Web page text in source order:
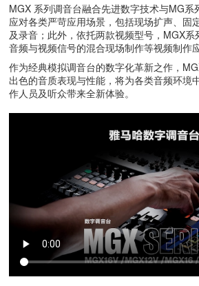
MGX 系列调音台融合先进数字技术与MG系
应对各类严苛应用场景，包括现场扩声、固
及录音；此外，依托两款视频型号，MGX
音频与视频信号的混合现场制作等视频制作应
作为经典模拟调音台的数字化革新之作，
出色的音质表现与性能，将为各类音频环境
作人员及听众带来全新体验。